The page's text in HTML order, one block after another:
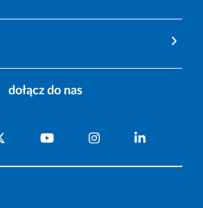
dołącz do nas